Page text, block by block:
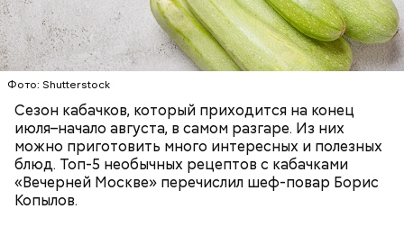
Фото: Shutterstock
Сезон кабачков, который приходится на конец
июля–начало августа, в самом разгаре. Из них
можно приготовить много интересных и полезных
блюд. Топ-5 необычных рецептов с кабачками
«Вечерней Москве» перечислил шеф-повар Борис
Копылов.
Вред дыни
Фото: Shutterstock
лучше. Потому что это исключает вероятность
возникновения дефицитов микроэлементов, —
заверил специалист.